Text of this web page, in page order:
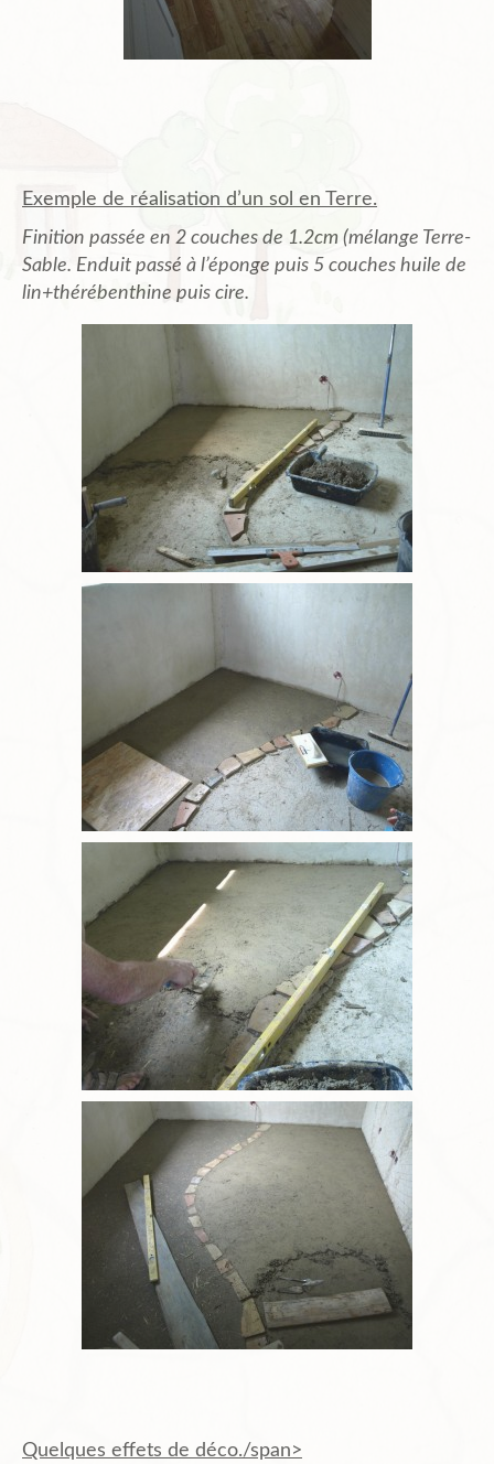
Exemple de réalisation d’un sol en Terre.
Finition passée en 2 couches de 1.2cm (mélange Terre-
Sable. Enduit passé à l’éponge puis 5 couches huile de
lin+thérébenthine puis cire.
Quelques effets de déco./span>